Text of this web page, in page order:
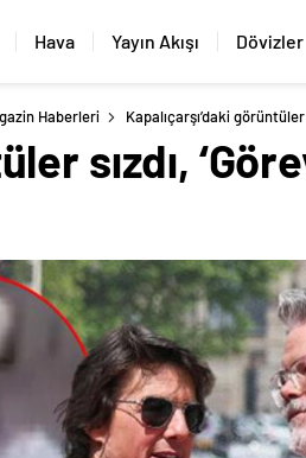
Hava Yayın Akışı Dövizler
Haberleri Kapalıçarşı’daki
sızdı,